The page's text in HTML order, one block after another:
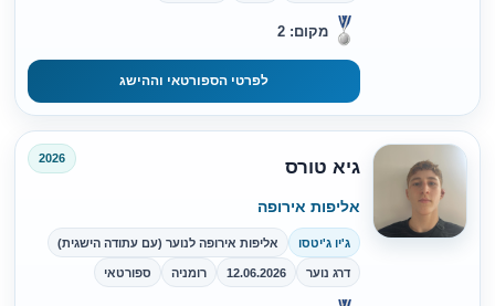
מקום: 2
לפרטי הספורטאי וההישג
גיא טורס 2026
אליפות אירופה
ג'יו ג'יטסו אליפות אירופה לנוער (עם עתודה הישגית)
דרג נוער 12.06.2026 רומניה ספורטאי